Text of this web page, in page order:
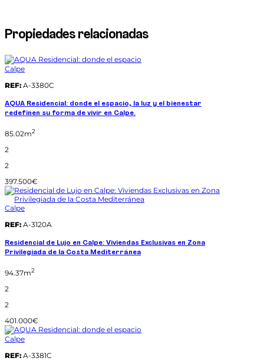
Propiedades relacionadas
Calpe
REF: A-3380C
AQUA Residencial: donde el espacio, la luz y el bienestar
redefinen su forma de vivir en Calpe.
85.02m2
2
2
397.500€
Calpe
REF: A-3120A
Residencial de Lujo en Calpe: Viviendas Exclusivas en Zona
Privilegiada de la Costa Mediterránea
94.37m2
2
2
401.000€
Calpe
REF: A-3381C